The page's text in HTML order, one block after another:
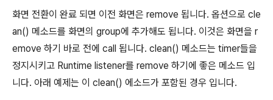
화면 전환이 완료 되면 이전 화면은 remove 됩니다. 옵션으로 cle
an() 메소드를 화면의 group에 추가해도 됩니다. 이것은 화면을 r
emove 하기 바로 전에 call 됩니다. clean() 메소드는 timer들을
정지시키고 Runtime listener를 remove 하기에 좋은 메소드 입
니다. 아래 예제는 이 clean() 에소드가 포함된 경우 입니다.